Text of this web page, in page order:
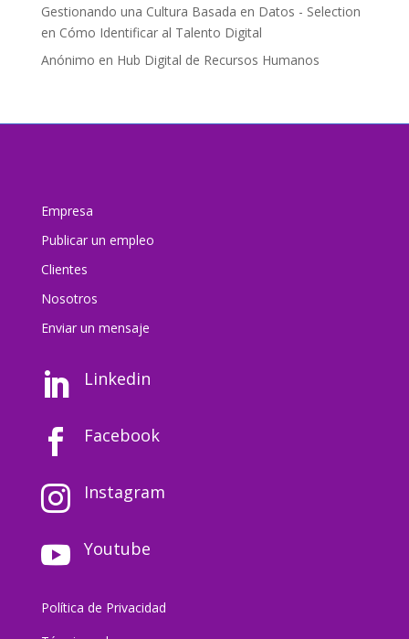
Gestionando una Cultura Basada en Datos - Selection
en Cómo Identificar al Talento Digital
Anónimo en Hub Digital de Recursos Humanos
Empresa
Publicar un empleo
Clientes
Nosotros
Enviar un mensaje
 Linkedin
 Facebook
 Instagram
 Youtube
Política de Privacidad